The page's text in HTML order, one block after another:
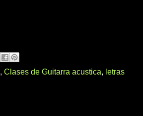
, Clases de Guitarra acustica, letras